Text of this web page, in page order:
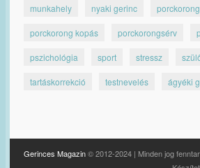
munkahely nyaki gerinc porckorong
porckorong kopás porckorongsérv
pszichológia sport stressz
tartáskorrekció testnevelés ágyéki
Gerinces Magazin© 2012-2024 | Minden jog